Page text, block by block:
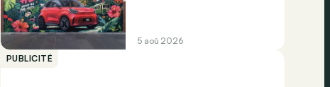
5 aoû 2026
PUBLICITÉ